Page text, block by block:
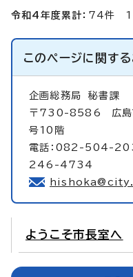
令和4年度累計： 74件
このページに関する
企画総務局秘書課
〒730-8586 広島
号10階
電話：082-504-
246-4734
ようこそ市長室へ